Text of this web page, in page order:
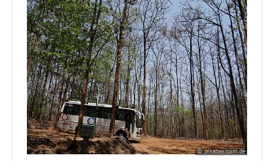
© pixabay.com.de